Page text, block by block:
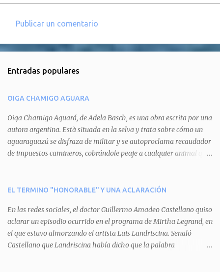
e
t
a
r
i
o
Publicar un comentario
Entradas populares
OIGA CHAMIGO AGUARA
Oiga Chamigo Aguará, de Adela Basch, es una obra escrita por una
autora argentina. Està situada en la selva y trata sobre cómo un
aguaraguazú se disfraza de militar y se autoproclama recaudador
de impuestos camineros, cobrándole peaje a cualquier animal que
aguará le provoca. De igual manera pasa con Tatú, el armadillo.
del aguará y pasa sin pagar. Por último, Tui, la cotorra, deja
expuesta la mentira del aguará y arenga a los otros tres
personajes a unirse para enfrentarlo. Finalmente, terminan por
quitarle el disfraz de militar, y el aguará huye despavorido al verse
EL TERMINO "HONORABLE" Y UNA ACLARACIÓN
En las redes sociales, el doctor Guillermo Amadeo Castellano quiso
aclarar un episodio ocurrido en el programa de Mirtha Legrand, en
el que estuvo almorzando el artista Luis Landriscina. Señaló
Castellano que Landriscina había dicho que la palabra